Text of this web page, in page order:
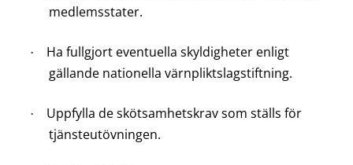
medlemsstater.
·
Ha fullgjort eventuella skyldigheter enligt
gällande nationella värnpliktslagstiftning.
·
Uppfylla de skötsamhetskrav som ställs för
tjänsteutövningen.